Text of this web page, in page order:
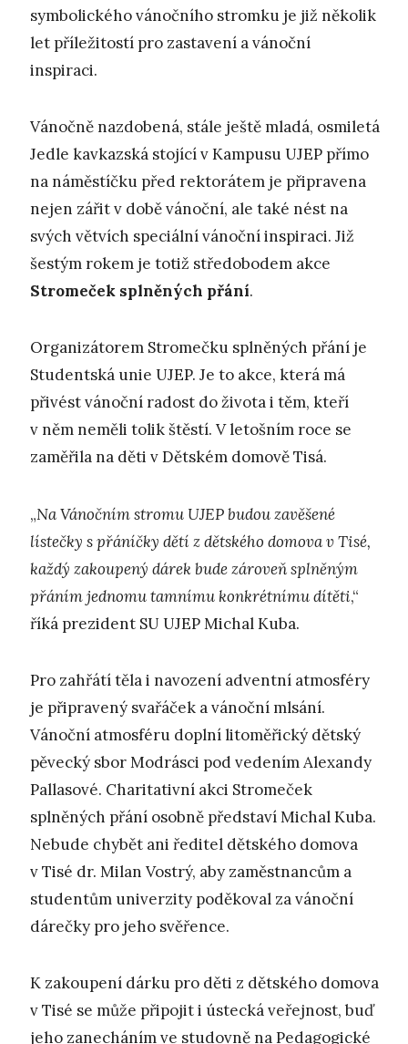
symbolického vánočního stromku je již několik
let příležitostí pro zastavení a vánoční
inspiraci.
Vánočně nazdobená, stále ještě mladá, osmiletá
Jedle kavkazská stojící v Kampusu UJEP přímo
na náměstíčku před rektorátem je připravena
nejen zářit v době vánoční, ale také nést na
svých větvích speciální vánoční inspiraci. Již
šestým rokem je totiž středobodem akce
Stromeček splněných přání.
Organizátorem Stromečku splněných přání je
Studentská unie UJEP. Je to akce, která má
přivést vánoční radost do života i těm, kteří
v něm neměli tolik štěstí. V letošním roce se
zaměřila na děti v Dětském domově Tisá.
„Na Vánočním stromu UJEP budou zavěšené
lístečky s přáníčky dětí z dětského domova v Tisé,
každý zakoupený dárek bude zároveň splněným
přáním jednomu tamnímu konkrétnímu dítěti,“
říká prezident SU UJEP Michal Kuba.
Pro zahřátí těla i navození adventní atmosféry
je připravený svařáček a vánoční mlsání.
Vánoční atmosféru doplní litoměřický dětský
pěvecký sbor Modrásci pod vedením Alexandy
Pallasové. Charitativní akci Stromeček
splněných přání osobně představí Michal Kuba.
Nebude chybět ani ředitel dětského domova
v Tisé dr. Milan Vostrý, aby zaměstnancům a
studentům univerzity poděkoval za vánoční
dárečky pro jeho svěřence.
K zakoupení dárku pro děti z dětského domova
v Tisé se může připojit i ústecká veřejnost, buď
jeho zanecháním ve studovně na Pedagogické